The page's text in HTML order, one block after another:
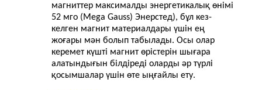
магниттер максималды энергетикалық өнімі
52 мго (Mega Gauss) Энерстед), бұл кез-
келген магнит материалдары үшін ең
жоғары мән болып табылады. Осы олар
керемет күшті магнит өрістерін шығара
алатындығын білдіреді оларды әр түрлі
қосымшалар үшін өте ыңғайлы ету.